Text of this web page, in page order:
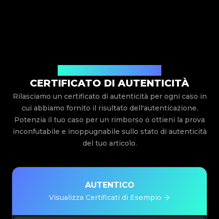
CERTIFICATO DI AUTENTICITÀ
Rilasciamo un certificato di autenticità per ogni caso in
cui abbiamo fornito il risultato dell'autenticazione.
Potenzia il tuo caso per un rimborso o ottieni la prova
inconfutabile e inoppugnabile sullo stato di autenticità
del tuo articolo.
AUTENTICO
Visualizza Certificati di Esempio